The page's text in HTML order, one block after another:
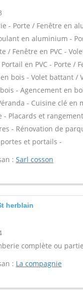
- Porte / Fenêtre en
en aluminium -
/ Fenêtre en PVC -
en PVC - Porte /
bois - Volet battant /
- Agencement en
- Cuisine clé en
- Placards et
- Rénovation de
et portails -
: Sarl cosson
herblain
complète ou
: La compagnie